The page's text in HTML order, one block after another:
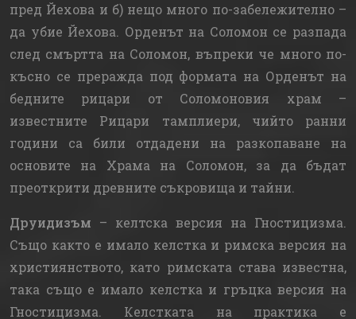
пред Йехова и б) нещо много по-забележително –
да убие Йехова. Орденът на Соломон се разпада
след смъртта на Соломон, въпреки че много по-
късно се преражда под формата на Орденът на
бедните рицари от Соломоновия храм –
известните Рицари тамплиери, чийто ранни
години са били отдадени на разкопаване на
основите на Храма на Соломон, за да бъдат
преоткрити древните съкровища и тайни.
Друидизъм – келтска версия на Гностицизма.
Също както е имало келстка и римска версия на
християнството, като римската става известна,
така също е имало келстка и гръцка версия на
Гностицизма. Келстката на практика е